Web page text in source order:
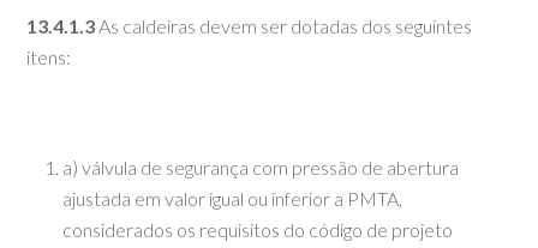
13.4.1.3As caldeiras devem ser dotadas dos seguintes
itens:
a) válvula de segurança com pressão de abertura
ajustada em valor igual ou inferior a PMTA,
considerados os requisitos do código de projeto